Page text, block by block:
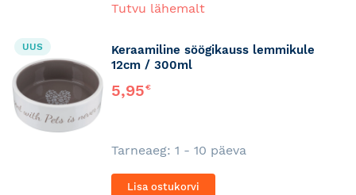
Tutvu lähemalt
UUS
Keraamiline söögikauss lemmikule
12cm / 300ml
5,95€
Tarneaeg: 1 - 10 päeva
Lisa ostukorvi